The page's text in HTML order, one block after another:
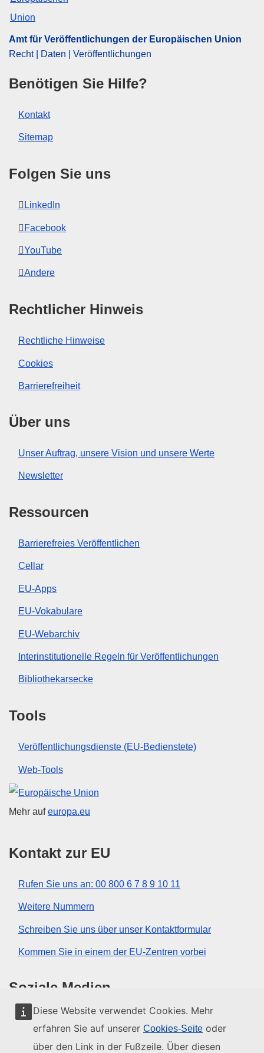
Diese Website verwendet Cookies. Mehr
erfahren Sie auf unserer Cookies-Seite oder
über den Link in der Fußzeile. Über diesen
Amt für Veröffentlichungen der Europäischen Union
Recht | Daten | Veröffentlichungen
Benötigen Sie Hilfe?
Kontakt
Sitemap
Folgen Sie uns
LinkedIn
Facebook
YouTube
Andere
Rechtlicher Hinweis
Rechtliche Hinweise
Cookies
Barrierefreiheit
Über uns
Unser Auftrag, unsere Vision und unsere Werte
Newsletter
Ressourcen
Barrierefreies Veröffentlichen
Cellar
EU-Apps
EU-Vokabulare
EU-Webarchiv
Interinstitutionelle Regeln für Veröffentlichungen
Bibliothekarsecke
Tools
Veröffentlichungsdienste (EU-Bedienstete)
Web-Tools
Europäische Union
Mehr aufeuropa.eu
Kontakt zur EU
Rufen Sie uns an: 00 800 6 7 8 9 10 11
Weitere Nummern
Schreiben Sie uns über unser Kontaktformular
Kommen Sie in einem der EU-Zentren vorbei
Soziale Medien
Social-Media-Kanäle der EU